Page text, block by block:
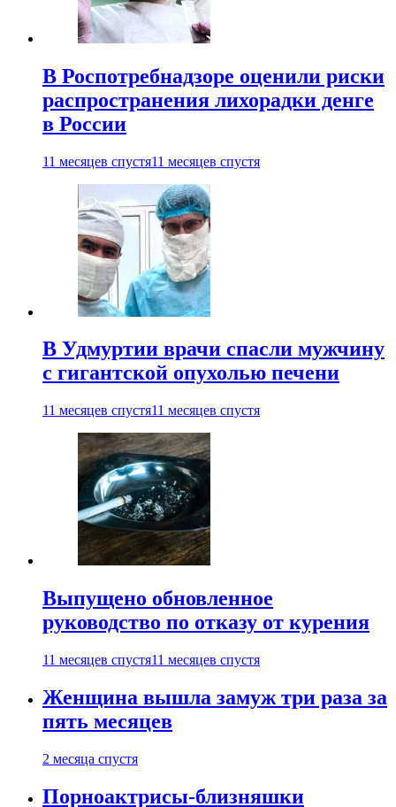
В Роспотребнадзоре оценили риски
распространения лихорадки денге
в России
11 месяцев спустя11 месяцев спустя
В Удмуртии врачи спасли мужчину
с гигантской опухолью печени
11 месяцев спустя11 месяцев спустя
Выпущено обновленное
руководство по отказу от курения
11 месяцев спустя11 месяцев спустя
Женщина вышла замуж три раза за
пять месяцев
2 месяца спустя
Порноактрисы-близняшки